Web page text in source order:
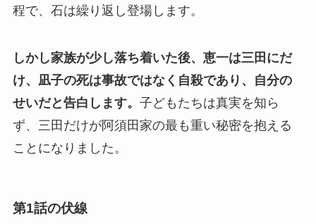
程で、石は繰り返し登場します。
しかし家族が少し落ち着いた後、恵一は三田にだ
け、凪子の死は事故ではなく自殺であり、自分の
せいだと告白します。 子どもたちは真実を知ら
ず、三田だけが阿須田家の最も重い秘密を抱える
ことになりました。
第1話の伏線